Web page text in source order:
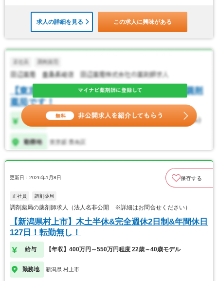
求人の詳細を見る この求人に興味がある
更新日：2026年1月8日 保存する
正社員 調剤薬局
調剤薬局の薬剤師求人（法人名非公開 ※詳細はお問合せください）
【新潟県村上市】木土半休&完全週休2日制&年間休日
127日！転勤無し！
給与 【年収】400万円～550万円程度 22歳～40歳モデル
勤務地 新潟県 村上市